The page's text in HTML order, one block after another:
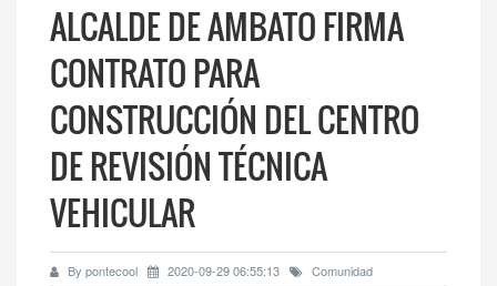
ALCALDE DE AMBATO FIRMA
CONTRATO PARA
CONSTRUCCIÓN DEL CENTRO
DE REVISIÓN TÉCNICA
VEHICULAR
By pontecool 2020-09-29 06:55:13 Comunidad